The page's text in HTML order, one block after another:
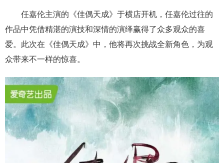
任嘉伦主演的《佳偶天成》于横店开机，任嘉伦过往的
作品中凭借精湛的演技和深情的演绎赢得了众多观众的喜
爱。此次在《佳偶天成》中，他将再次挑战全新角色，为观
众带来不一样的惊喜。